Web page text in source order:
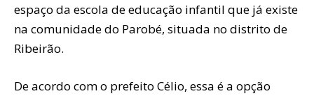
espaço da escola de educação infantil que já existe
na comunidade do Parobé, situada no distrito de
Ribeirão.
De acordo com o prefeito Célio, essa é a opção